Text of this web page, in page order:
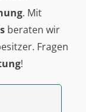
. Mit
beraten wir
Fragen
!